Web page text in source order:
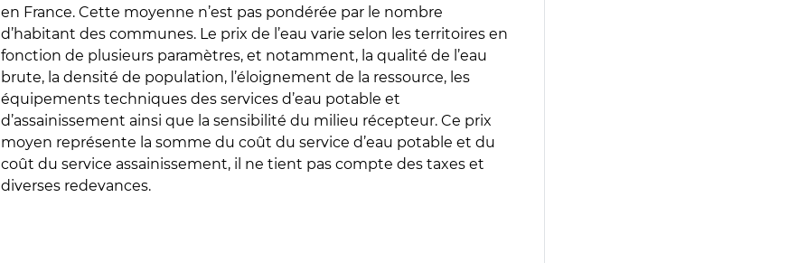
en France. Cette moyenne n’est pas pondérée par le nombre
d’habitant des communes. Le prix de l’eau varie selon les territoires en
fonction de plusieurs paramètres, et notamment, la qualité de l’eau
brute, la densité de population, l’éloignement de la ressource, les
équipements techniques des services d’eau potable et
d’assainissement ainsi que la sensibilité du milieu récepteur. Ce prix
moyen représente la somme du coût du service d’eau potable et du
coût du service assainissement, il ne tient pas compte des taxes et
diverses redevances.